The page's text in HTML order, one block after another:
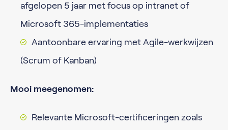
afgelopen 5 jaar met focus op intranet of
Microsoft 365-implementaties
Aantoonbare ervaring met Agile-werkwijzen
(Scrum of Kanban)
Mooi meegenomen:
Relevante Microsoft-certificeringen zoals